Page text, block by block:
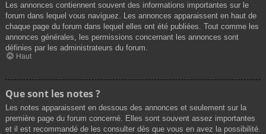
Les annonces contiennent souvent des informations importantes sur le
forum dans lequel vous naviguez. Les annonces apparaissent en haut de
chaque page du forum dans lequel elles ont été publiées. Tout comme les
annonces générales, les permissions concernant les annonces sont
définies par les administrateurs du forum.
Haut
Que sont les notes ?
Les notes apparaissent en dessous des annonces et seulement sur la
première page du forum concerné. Elles sont souvent assez importantes
et il est recommandé de les consulter dès que vous en avez la possibilité.